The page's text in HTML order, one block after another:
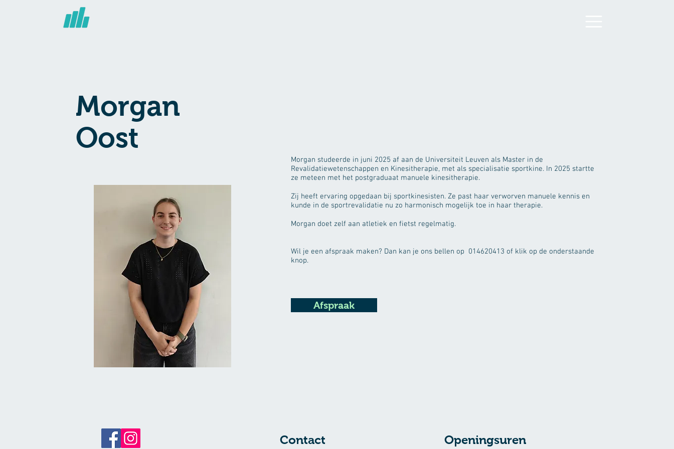
Morgan
Oost
Morgan studeerde in juni 2025 af aan de Universiteit Leuven als Master in de
Revalidatiewetenschappen en Kinesitherapie, met als specialisatie sportkine. In 2025 startte
ze meteen met het postgraduaat manuele kinesitherapie.
Zij heeft ervaring opgedaan bij sportkinesisten. Ze past haar verworven manuele kennis en
kunde in de sportrevalidatie nu zo harmonisch mogelijk toe in haar therapie.
Morgan doet zelf aan atletiek en fietst regelmatig.
Wil je een afspraak maken? Dan kan je ons bellen op 014620413 of klik op de onderstaande
knop.
Afspraak
Contact Openingsuren